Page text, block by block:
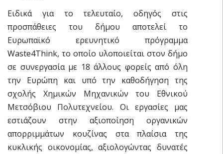
Ειδικά για το τελευταίο, οδηγός στις
προσπάθειες του δήμου αποτελεί το
Ευρωπαϊκό ερευνητικό πρόγραμμα
Waste4Think, το οποίο υλοποιείται στον δήμο
σε συνεργασία με 18 άλλους φορείς από όλη
την Ευρώπη και υπό την καθοδήγηση της
σχολής Χημικών Μηχανικών του Εθνικού
Μετσόβιου Πολυτεχνείου. Οι εργασίες μας
εστιάζουν στην αξιοποίηση οργανικών
απορριμμάτων κουζίνας στα πλαίσια της
κυκλικής οικονομίας, αξιολογώντας δυνατές